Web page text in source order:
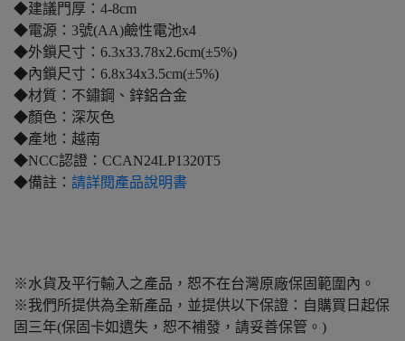
◆建議門厚：4-8cm
◆電源：3號(AA)鹼性電池x4
◆外鎖尺寸：6.3x33.78x2.6cm(±5%)
◆內鎖尺寸：6.8x34x3.5cm(±5%)
◆材質：不鏽鋼、鋅鋁合金
◆顏色：深灰色
◆產地：越南
◆NCC認證：CCAN24LP1320T5
◆備註： 請詳閱產品說明書
※水貨及平行輸入之產品，恕不在台灣原廠保固範圍內。
※我們所提供為全新產品，並提供以下保證：自購買日起保
固三年(保固卡如遺失，恕不補發，請妥善保管。)